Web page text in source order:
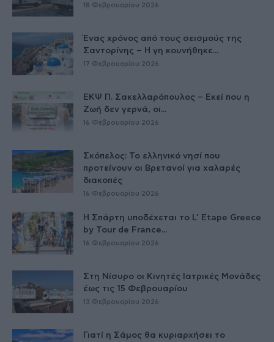
18 Φεβρουαρίου 2026
Ένας χρόνος από τους σεισμούς της
Σαντορίνης – Η γη κουνήθηκε...
17 Φεβρουαρίου 2026
ΕΚΨ Π. Σακελλαρόπουλος – Εκεί που η
Ζωή δεν γερνά, οι...
16 Φεβρουαρίου 2026
Σκόπελος: Το ελληνικό νησί που
προτείνουν οι Βρετανοί για χαλαρές
διακοπές
16 Φεβρουαρίου 2026
Η Σπάρτη υποδέχεται το L’ Etape Greece
by Tour de France...
16 Φεβρουαρίου 2026
Στη Νίσυρο οι Κινητές Ιατρικές Μονάδες
έως τις 15 Φεβρουαρίου
13 Φεβρουαρίου 2026
Γιατί η Σάμος θα κυριαρχήσει το